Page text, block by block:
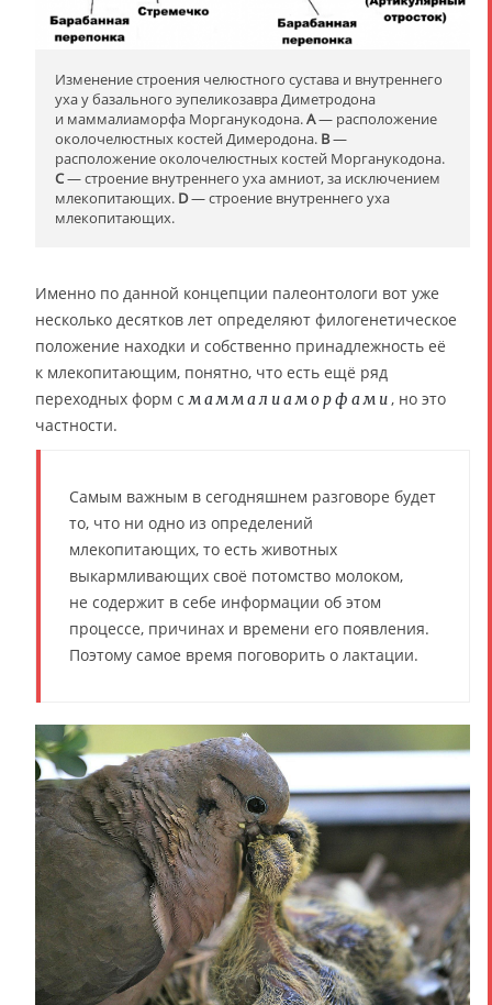
Изменение строения челюстного сустава и внутреннего
уха у базального эупеликозавра Диметродона
и маммалиаморфа Морганукодона.А— расположение
околочелюстных костей Димеродона. B—
расположение околочелюстных костей Морганукодона.
C— строение внутреннего уха амниот, за исключением
млекопитающих. D— строение внутреннего уха
млекопитающих.
Именно по данной концепции палеонтологи вот уже
несколько десятков лет определяют филогенетическое
положение находки и собственно принадлежность её
к млекопитающим, понятно, что есть ещё ряд
переходных форм смаммалиаморфами, но это
частности.
Самым важным в сегодняшнем разговоре будет
то, что ни одно из определений
млекопитающих, то есть животных
выкармливающих своё потомство молоком,
не содержит в себе информации об этом
процессе, причинах и времени его появления.
Поэтому самое время поговорить о лактации.